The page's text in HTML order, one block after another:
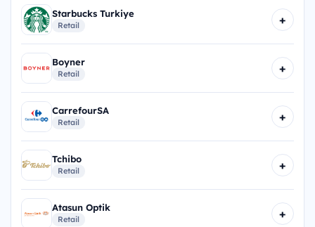
Starbucks Turkiye
Retail +
Boyner
Retail +
CarrefourSA
Retail +
Tchibo
Retail +
Atasun Optik
Retail +